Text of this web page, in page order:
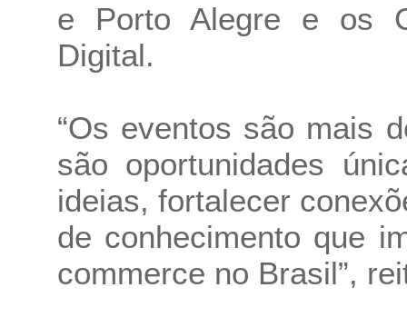
e Porto Alegre e os
Digital.
“Os eventos são mais
são oportunidades
ideias, fortalecer
de conhecimento que
commerce no Brasil”,